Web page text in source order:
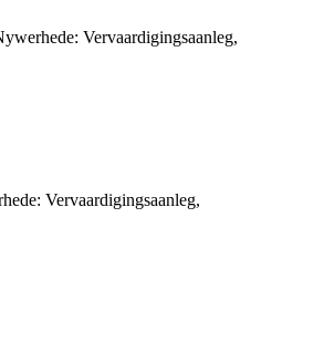
Vervaardigingsaanleg,
Vervaardigingsaanleg,